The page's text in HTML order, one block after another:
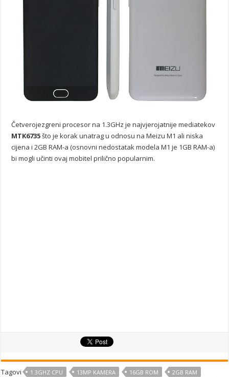
Četverojezgreni procesor na 1.3GHz je najvjerojatnije mediatekov
MTK6735što je korak unatrag u odnosu na Meizu M1 ali niska
cijena i 2GB RAM-a (osnovni nedostatak modela M1 je 1GB RAM-a)
bi mogli učinti ovaj mobitel prilično popularnim.
Tagovi 1.3GHZ CPU 13MP KAMERA 16GB ROM
2GB RAM